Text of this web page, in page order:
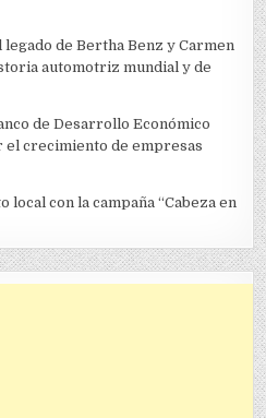
de Bertha Benz y Carmen
automotriz mundial y de
de Desarrollo Económico
el crecimiento de empresas
local con la campaña “Cabeza en